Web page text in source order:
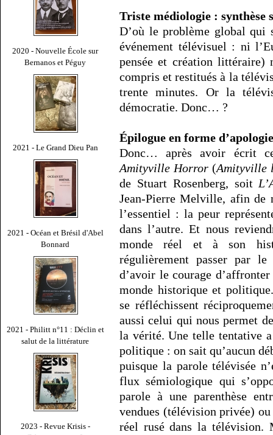
2020 - Nouvelle École sur
Bernanos et Péguy
2021 - Le Grand Dieu Pan
2021 - Océan et Brésil d'Abel
Bonnard
2021 - Philitt n°11 : Déclin et
salut de la littérature
2023 - Revue Krisis -
Triste médiologie : synthèse
D’où le problème global qui
événement télévisuel : ni
pensée et création littéraire)
compris et restitués à la
trente minutes. Or la
démocratie. Donc… ?
Épilogue en forme
Donc… après avoir écrit
Amityville Horror(Amityville
de Stuart Rosenberg, soit
Jean-Pierre Melville, afin de
l’essentiel : la peur
dans l’autre. Et nous
monde réel et à son
régulièrement passer par
d’avoir le courage
monde historique et
se réfléchissent
aussi celui qui nous permet
la vérité. Une telle tentative
politique : on sait qu’aucun
puisque la parole télévisée
flux sémiologique qui
parole à une parenthèse
vendues (télévision privée)
réel rusé dans la télévision.